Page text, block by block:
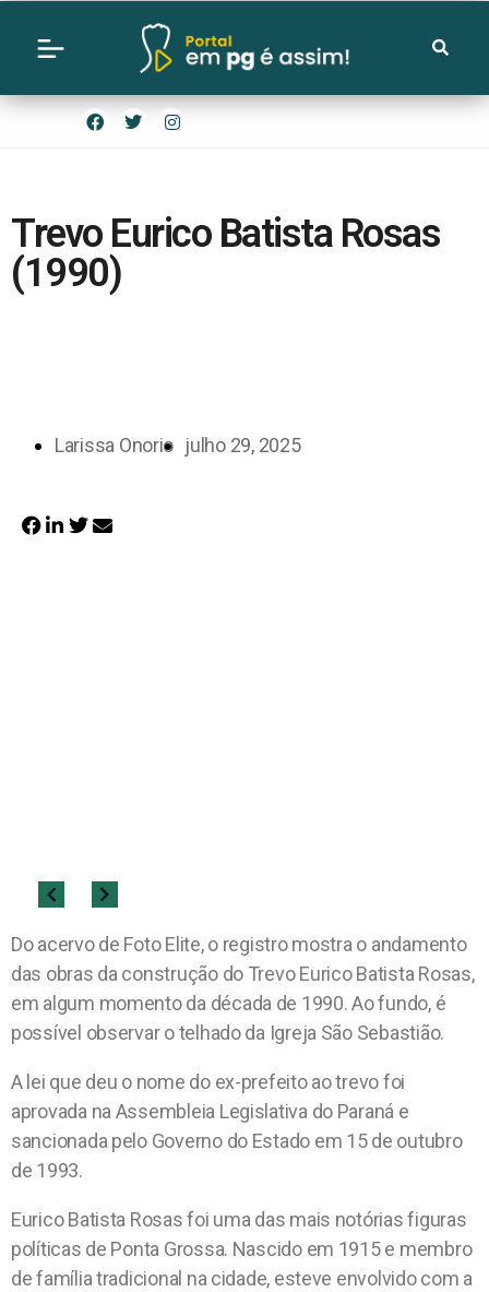
Trevo Eurico Batista Rosas
(1990)
Larissa Onorio julho 29, 2025
Do acervo de Foto Elite, o registro mostra o andamento
das obras da construção do Trevo Eurico Batista Rosas,
em algum momento da década de 1990. Ao fundo, é
possível observar o telhado da Igreja São Sebastião.
A lei que deu o nome do ex-prefeito ao trevo foi
aprovada na Assembleia Legislativa do Paraná e
sancionada pelo Governo do Estado em 15 de outubro
de 1993.
Eurico Batista Rosas foi uma das mais notórias figuras
políticas de Ponta Grossa. Nascido em 1915 e membro
de família tradicional na cidade, esteve envolvido com a